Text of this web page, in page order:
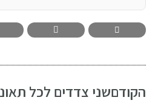
הקודםשני צדדים לכל